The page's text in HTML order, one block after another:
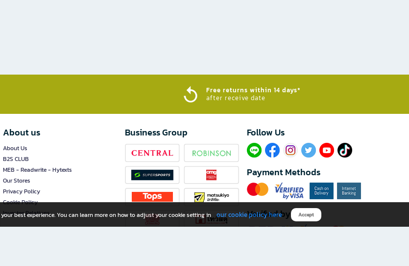
Free returns within 14 days*
after receive date
About us
About Us
B2S CLUB
MEB - Readwrite - Hytexts
Our Stores
Privacy Policy
Cookie Policy
Investor Relations
Business Group Follow Us​
Payment Methods
Verified by
best experience. You can learn more on how to adjust your cookie setting in our cookie policy here Accept